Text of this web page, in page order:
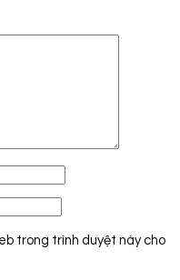
trong trình duyệt này cho